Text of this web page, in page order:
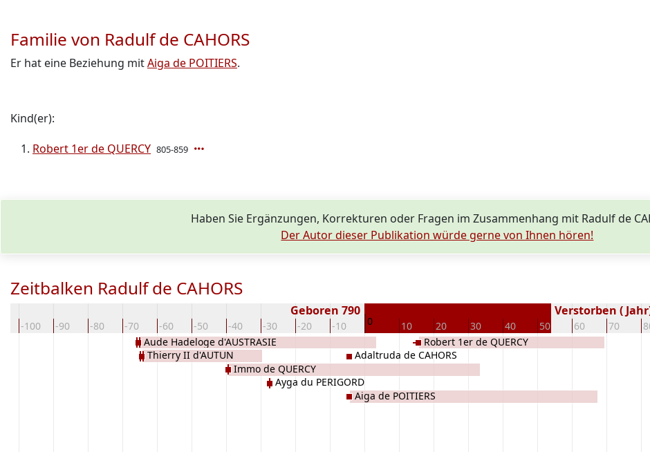
Familie von Radulf de CAHORS
Er hat eine Beziehung mitAiga de POITIERS.
Kind(er):
Robert 1er de QUERCY 805-859
Haben Sie Ergänzungen, Korrekturen oder Fragen im Zusammenhang mit Radulf de
Der Autor dieser Publikation würde gerne von Ihnen hören!
Zeitbalken Radulf de CAHORS
-100 -90 -80 -70 -60 -50 -40 -30 -20 -10 0 10 20 30 40 50 60 70
Geboren 790 Verstorben (
Aude Hadeloge d'AUSTRASIE
Thierry II d'AUTUN
Immo de QUERCY
Ayga du PERIGORD
Adaltruda de CAHORS
Aiga de POITIERS
Robert 1er de QUERCY